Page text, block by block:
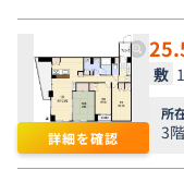
詳細を確認
敷
所
3階